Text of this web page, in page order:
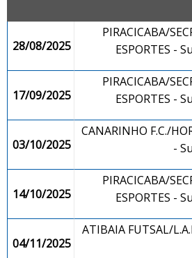
28/08/2025
PIRACICABA/
ESPORTES -
17/09/2025
PIRACICABA/
ESPORTES -
03/10/2025
CANARINHO F.C./
-
14/10/2025
PIRACICABA/
ESPORTES -
04/11/2025
ATIBAIA FUTSAL/